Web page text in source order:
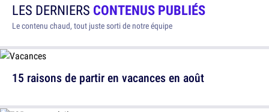
LES DERNIERS CONTENUS PUBLIÉS
Le contenu chaud, tout juste sorti de notre équipe
15 raisons de partir en vacances en août